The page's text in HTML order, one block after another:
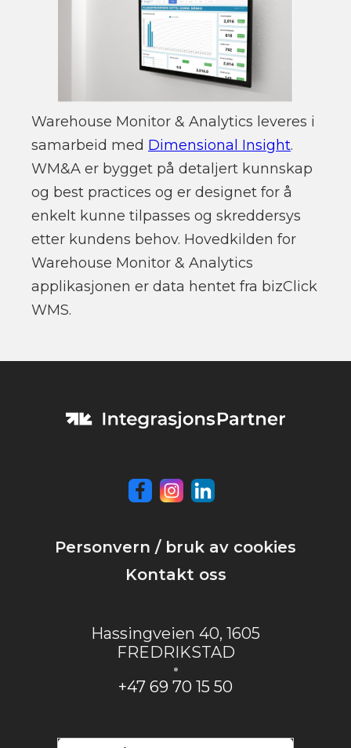
Warehouse Monitor & Analytics leveres i
samarbeid med Dimensional Insight.
WM&A er bygget på detaljert kunnskap
og best practices og er designet for å
enkelt kunne tilpasses og skreddersys
etter kundens behov. Hovedkilden for
Warehouse Monitor & Analytics
applikasjonen er data hentet fra bizClick
WMS.
Personvern / bruk av cookies
Kontakt oss
Hassingveien 40, 1605
FREDRIKSTAD
+47 69 70 15 50